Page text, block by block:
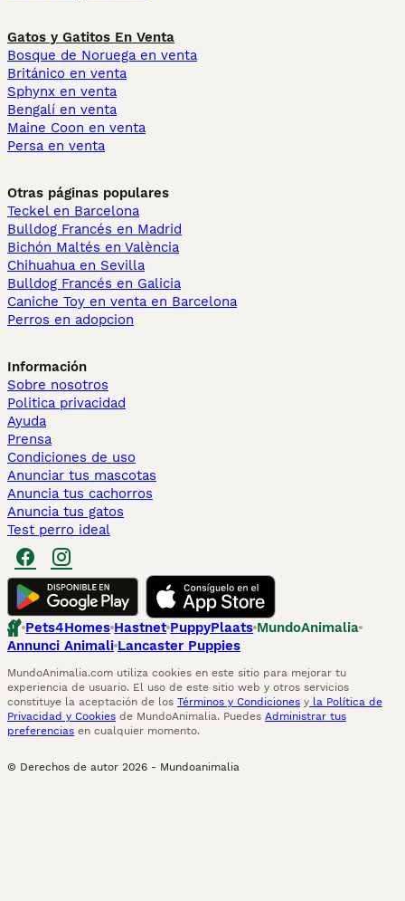
Gatos y Gatitos En Venta
Bosque de Noruega en venta
Británico en venta
Sphynx en venta
Bengalí en venta
Maine Coon en venta
Persa en venta
Otras páginas populares
Teckel en Barcelona
Bulldog Francés en Madrid
Bichón Maltés en València
Chihuahua en Sevilla
Bulldog Francés en Galicia
Caniche Toy en venta en Barcelona
Perros en adopcion
Información
Sobre nosotros
Politica privacidad
Ayuda
Prensa
Condiciones de uso
Anunciar tus mascotas
Anuncia tus cachorros
Anuncia tus gatos
Test perro ideal
Pets4Homes Hastnet PuppyPlaats MundoAnimalia
Annunci Animali Lancaster Puppies
MundoAnimalia.com utiliza cookies en este sitio para mejorar tu
experiencia de usuario. El uso de este sitio web y otros servicios
constituye la aceptación de los Términos y Condiciones y la Política de
Privacidad y Cookies de MundoAnimalia. Puedes Administrar tus
preferencias en cualquier momento.
© Derechos de autor 2026 - Mundoanimalia